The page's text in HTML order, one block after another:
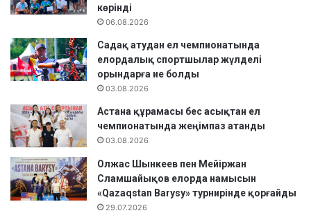
көрінді
06.08.2026
Садақ атудан ел чемпионатында
елордалық спортшылар жүлделі
орындарға ие болды
03.08.2026
Астана құрамасы бес асықтан ел
чемпионатында жеңімпаз атанды
03.08.2026
Олжас Шынкеев пен Мейіржан
Сламшайықов елорда намысын
«Qazaqstan Barysy» турнирінде қорғайды
29.07.2026